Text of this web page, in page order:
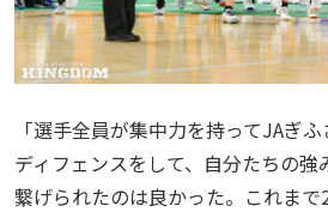
「選手全員が集中力を持ってJAぎ
ディフェンスをして、自分たちの
繋げられたのは良かった。これま